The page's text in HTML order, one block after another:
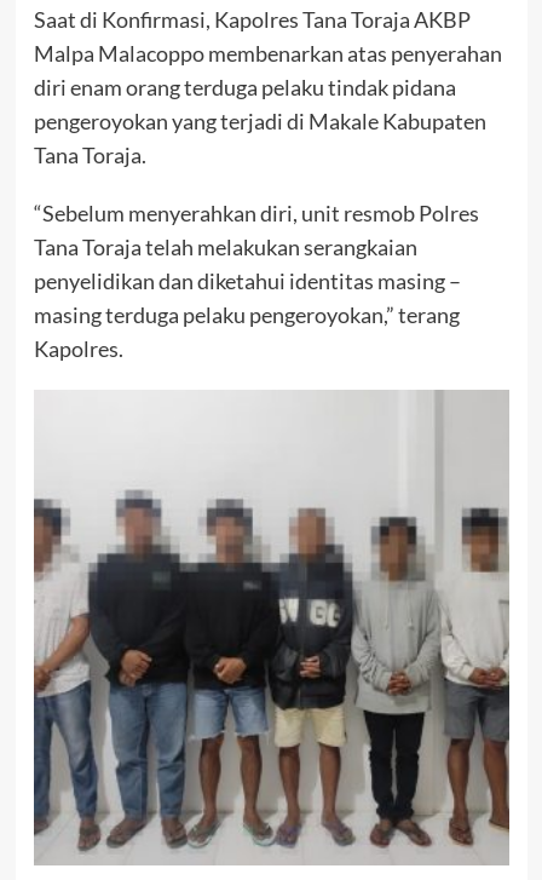
Saat di Konfirmasi, Kapolres Tana Toraja AKBP
Malpa Malacoppo membenarkan atas penyerahan
diri enam orang terduga pelaku tindak pidana
pengeroyokan yang terjadi di Makale Kabupaten
Tana Toraja.
“Sebelum menyerahkan diri, unit resmob Polres
Tana Toraja telah melakukan serangkaian
penyelidikan dan diketahui identitas masing –
masing terduga pelaku pengeroyokan,” terang
Kapolres.